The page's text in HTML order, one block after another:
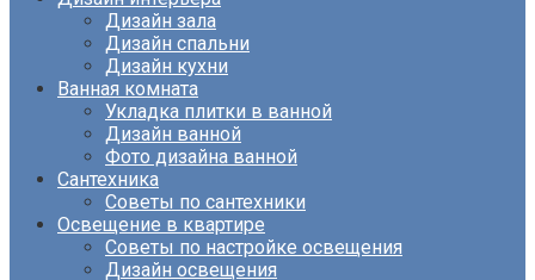
Дизайн зала
Дизайн спальни
Дизайн кухни
Ванная комната
Укладка плитки в ванной
Дизайн ванной
Фото дизайна ванной
Сантехника
Советы по сантехники
Освещение в квартире
Советы по настройке освещения
Дизайн освещения